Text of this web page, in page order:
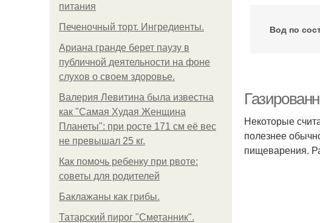
питания
Печеночный торт. Ингредиенты.
Ариана гранде берет паузу в
публичной деятельности на фоне
слухов о своем здоровье.
Валерия Левитина была известна
как "Самая Худая Женщина
Планеты": при росте 171 см её вес
не превышал 25 кг.
Как помочь ребенку при рвоте:
советы для родителей
Баклажаны как грибы.
Татарский пирог "Сметанник".
Вод по
Некоторые
полезнее
пищеварения.